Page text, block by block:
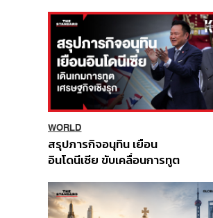
WORLD
สรุปภารกิจอนุทิน เยือน
อินโดนีเซีย ขับเคลื่อนการทูต
ส่วนยุทธศาสตร์ไทย –
อินโดนีเซีย